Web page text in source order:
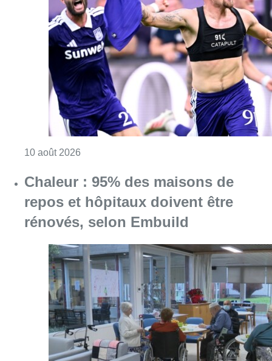
Chaleur : 95% des maisons de
repos et hôpitaux doivent être
rénovés, selon Embuild
10 août 2026Consulter l'article "Chaleur : 95% des
La 718e plantation du Meyboom
célébrée sous les vivats à Bruxelles